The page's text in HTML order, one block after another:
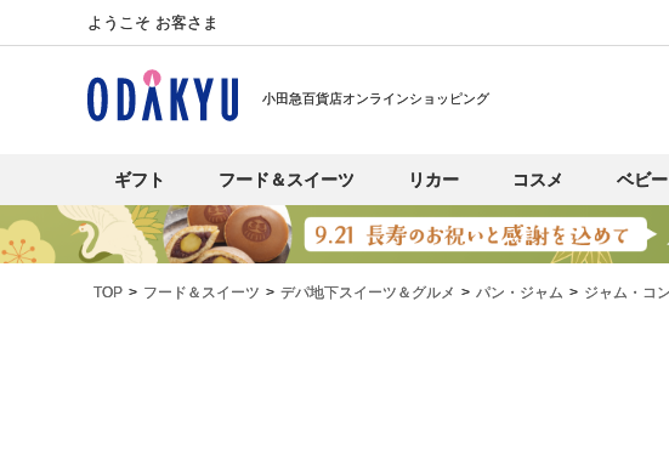
ようこそ お客さま
小田急百貨店オンラインショッピング
ギフト フード＆スイーツ リカー コスメ ベビ
TOP フード＆スイーツ デパ地下スイーツ＆グルメ パン・ジャム ジャム・コ